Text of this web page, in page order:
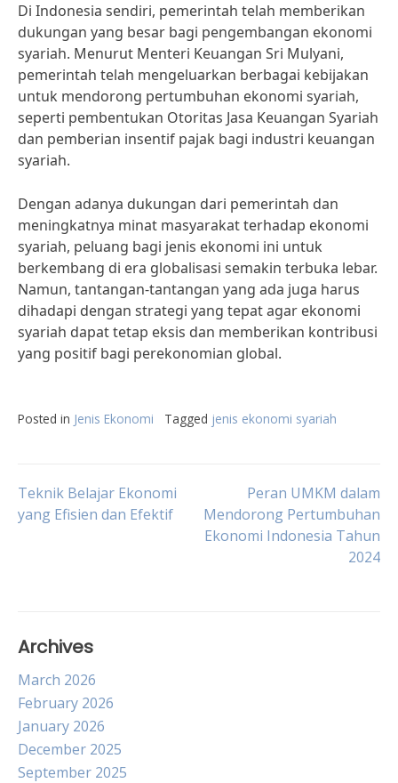
Di Indonesia sendiri, pemerintah telah memberikan
dukungan yang besar bagi pengembangan ekonomi
syariah. Menurut Menteri Keuangan Sri Mulyani,
pemerintah telah mengeluarkan berbagai kebijakan
untuk mendorong pertumbuhan ekonomi syariah,
seperti pembentukan Otoritas Jasa Keuangan Syariah
dan pemberian insentif pajak bagi industri keuangan
syariah.
Dengan adanya dukungan dari pemerintah dan
meningkatnya minat masyarakat terhadap ekonomi
syariah, peluang bagi jenis ekonomi ini untuk
berkembang di era globalisasi semakin terbuka lebar.
Namun, tantangan-tantangan yang ada juga harus
dihadapi dengan strategi yang tepat agar ekonomi
syariah dapat tetap eksis dan memberikan kontribusi
yang positif bagi perekonomian global.
Posted in Jenis Ekonomi Tagged jenis ekonomi syariah
Post
Teknik Belajar Ekonomi
yang Efisien dan Efektif
Peran UMKM dalam
Mendorong Pertumbuhan
Ekonomi Indonesia Tahun
2024
Archives
March 2026
February 2026
January 2026
December 2025
September 2025